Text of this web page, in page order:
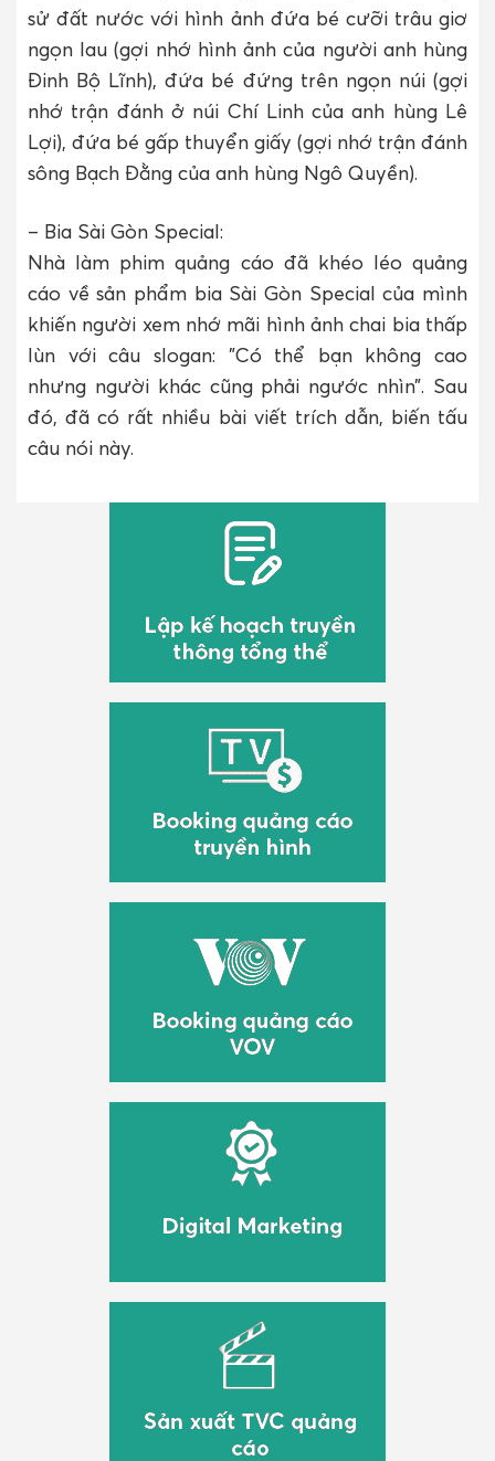
sử đất nước với hình ảnh đứa bé cưỡi trâu giơ
ngọn lau (gợi nhớ hình ảnh của người anh hùng
Đinh Bộ Lĩnh), đứa bé đứng trên ngọn núi (gợi
nhớ trận đánh ở núi Chí Linh của anh hùng Lê
Lợi), đứa bé gấp thuyển giấy (gợi nhớ trận đánh
sông Bạch Đằng của anh hùng Ngô Quyền).
– Bia Sài Gòn Special:
Nhà làm phim quảng cáo đã khéo léo quảng
cáo về sản phẩm bia Sài Gòn Special của mình
khiến người xem nhớ mãi hình ảnh chai bia thấp
lùn với câu slogan: ”Có thể bạn không cao
nhưng người khác cũng phải ngước nhìn”. Sau
đó, đã có rất nhiều bài viết trích dẫn, biến tấu
câu nói này.